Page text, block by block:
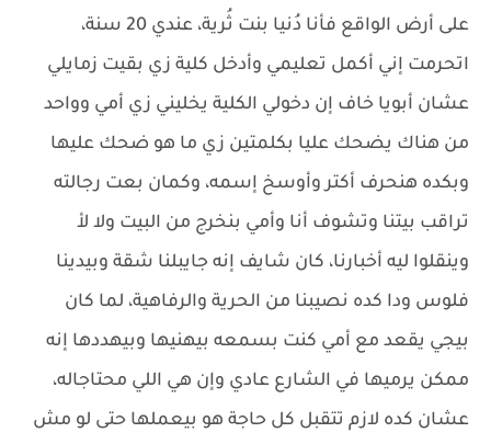
على أرض الواقع فأنا دُنيا بنت ثُرية، عندي 20 سنة،
اتحرمت إني أكمل تعليمي وأدخل كلية زي بقيت زمايلي
عشان أبويا خاف إن دخولي الكلية يخليني زي أمي وواحد
من هناك يضحك عليا بكلمتين زي ما هو ضحك عليها
وبكده هنحرف أكتر وأوسخ إسمه، وكمان بعت رجالته
تراقب بيتنا وتشوف أنا وأمي بنخرج من البيت ولا لأ
وينقلوا ليه أخبارنا، كان شايف إنه جايبلنا شقة وبيدينا
فلوس ودا كده نصيبنا من الحرية والرفاهية، لما كان
بيجي يقعد مع أمي كنت بسمعه بيهنيها وبيهددها إنه
ممكن يرميها في الشارع عادي وإن هي اللي محتاجاله،
عشان كده لازم تتقبل كل حاجة هو بيعملها حتى لو مش